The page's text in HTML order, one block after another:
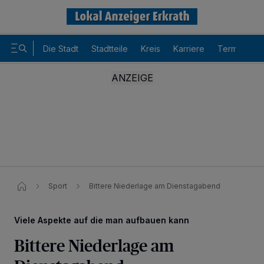
Die Stadt Stadtteile Kreis Karriere Termine
Sport Bittere Niederlage am Dienstagabend
Viele Aspekte auf die man aufbauen kann
Bittere Niederlage am